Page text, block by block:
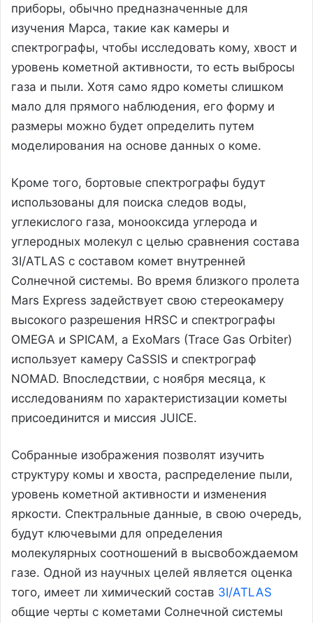
приборы, обычно предназначенные для
изучения Марса, такие как камеры и
спектрографы, чтобы исследовать кому, хвост и
уровень кометной активности, то есть выбросы
газа и пыли. Хотя само ядро кометы слишком
мало для прямого наблюдения, его форму и
размеры можно будет определить путем
моделирования на основе данных о коме.
Кроме того, бортовые спектрографы будут
использованы для поиска следов воды,
углекислого газа, монооксида углерода и
углеродных молекул с целью сравнения состава
3I/ATLAS с составом комет внутренней
Солнечной системы. Во время близкого пролета
Mars Express задействует свою стереокамеру
высокого разрешения HRSC и спектрографы
OMEGA и SPICAM, а ExoMars (Trace Gas Orbiter)
использует камеру CaSSIS и спектрограф
NOMAD. Впоследствии, с ноября месяца, к
исследованиям по характеристизации кометы
присоединится и миссия JUICE.
Собранные изображения позволят изучить
структуру комы и хвоста, распределение пыли,
уровень кометной активности и изменения
яркости. Спектральные данные, в свою очередь,
будут ключевыми для определения
молекулярных соотношений в высвобождаемом
газе. Одной из научных целей является оценка
того, имеет ли химический состав 3I/ATLAS
общие черты с кометами Солнечной системы